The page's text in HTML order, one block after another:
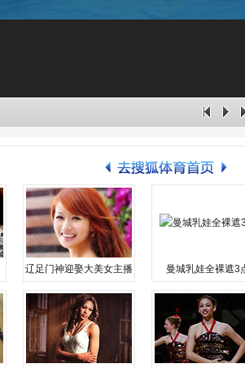
辽足门神迎娶大美女主播 曼城乳娃全裸遮3